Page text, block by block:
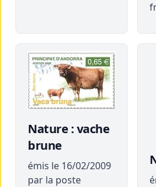
Nature : vache
brune
émis le 16/02/2009
par la poste